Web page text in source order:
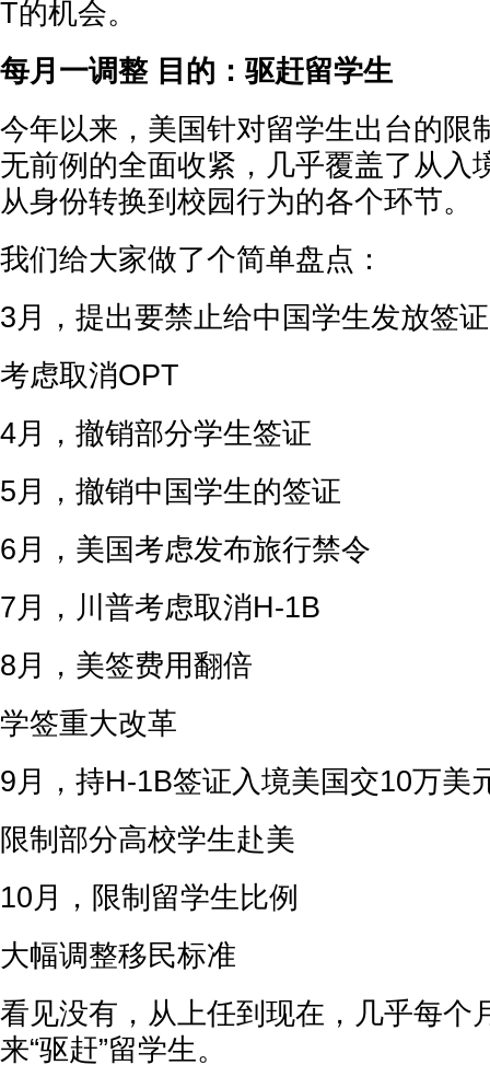
T的机会。
每月一调整 目的：驱赶留学生
今年以来，美国针对留学生出台的限
无前例的全面收紧，几乎覆盖了从入
从身份转换到校园行为的各个环节。
我们给大家做了个简单盘点：
3月，提出要禁止给中国学生发放签证
考虑取消OPT
4月，撤销部分学生签证
5月，撤销中国学生的签证
6月，美国考虑发布旅行禁令
7月，川普考虑取消H-1B
8月，美签费用翻倍
学签重大改革
9月，持H-1B签证入境美国交10万美
限制部分高校学生赴美
10月，限制留学生比例
大幅调整移民标准
看见没有，从上任到现在，几乎每个
来“驱赶”留学生。